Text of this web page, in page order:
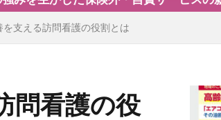
支える訪問看護の役割とは
問看護の役